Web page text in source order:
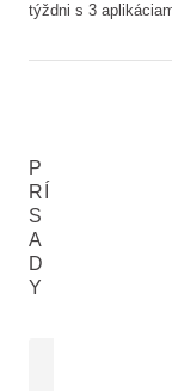
týždni s 3
P
RÍ
S
A
D
Y